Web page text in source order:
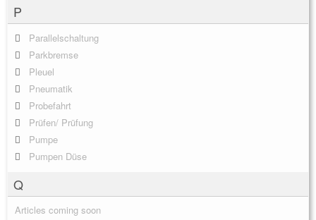
P
Parallelschaltung
Parkbremse
Pleuel
Pneumatik
Probefahrt
Prüfen/ Prüfung
Pumpe
Pumpen Düse
Q
Articles coming soon